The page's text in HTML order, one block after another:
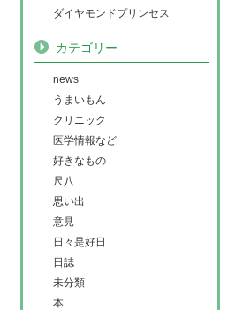
ダイヤモンドプリンセス
カテゴリー
news
うまいもん
クリニック
医学情報など
好きなもの
尺八
思い出
意見
日々是好日
日誌
未分類
本